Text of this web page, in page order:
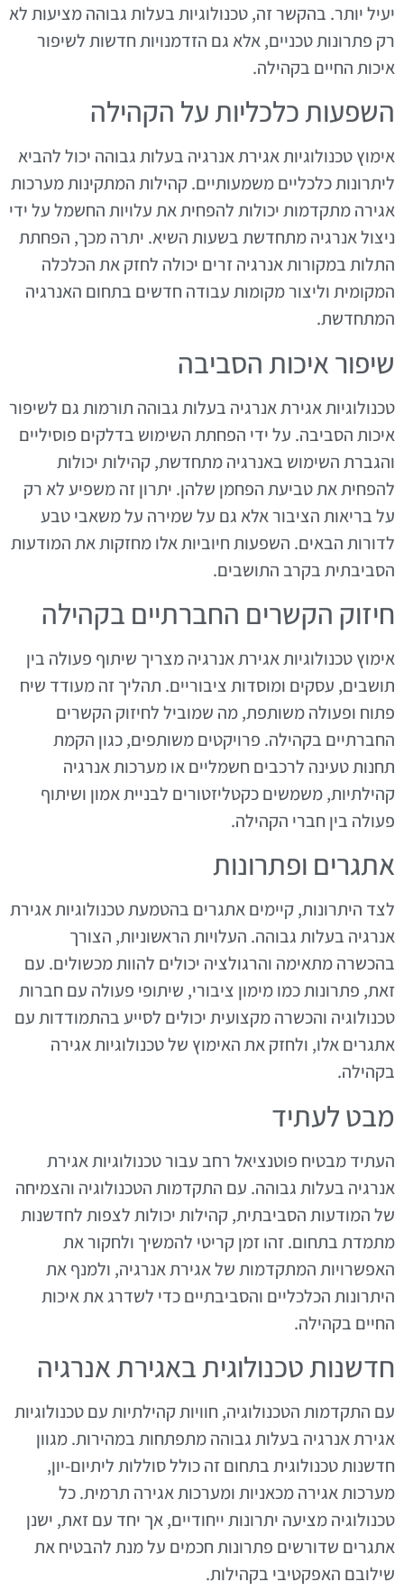
יעיל יותר. בהקשר זה, טכנולוגיות בעלות גבוהה מציעות לא
רק פתרונות טכניים, אלא גם הזדמנויות חדשות לשיפור
איכות החיים בקהילה.
השפעות כלכליות על הקהילה
אימוץ טכנולוגיות אגירת אנרגיה בעלות גבוהה יכול להביא
ליתרונות כלכליים משמעותיים. קהילות המתקינות מערכות
אגירה מתקדמות יכולות להפחית את עלויות החשמל על ידי
ניצול אנרגיה מתחדשת בשעות השיא. יתרה מכך, הפחתת
התלות במקורות אנרגיה זרים יכולה לחזק את הכלכלה
המקומית וליצור מקומות עבודה חדשים בתחום האנרגיה
המתחדשת.
שיפור איכות הסביבה
טכנולוגיות אגירת אנרגיה בעלות גבוהה תורמות גם לשיפור
איכות הסביבה. על ידי הפחתת השימוש בדלקים פוסיליים
והגברת השימוש באנרגיה מתחדשת, קהילות יכולות
להפחית את טביעת הפחמן שלהן. יתרון זה משפיע לא רק
על בריאות הציבור אלא גם על שמירה על משאבי טבע
לדורות הבאים. השפעות חיוביות אלו מחזקות את המודעות
הסביבתית בקרב התושבים.
חיזוק הקשרים החברתיים בקהילה
אימוץ טכנולוגיות אגירת אנרגיה מצריך שיתוף פעולה בין
תושבים, עסקים ומוסדות ציבוריים. תהליך זה מעודד שיח
פתוח ופעולה משותפת, מה שמוביל לחיזוק הקשרים
החברתיים בקהילה. פרויקטים משותפים, כגון הקמת
תחנות טעינה לרכבים חשמליים או מערכות אנרגיה
קהילתיות, משמשים כקטליזטורים לבניית אמון ושיתוף
פעולה בין חברי הקהילה.
אתגרים ופתרונות
לצד היתרונות, קיימים אתגרים בהטמעת טכנולוגיות אגירת
אנרגיה בעלות גבוהה. העלויות הראשוניות, הצורך
בהכשרה מתאימה והרגולציה יכולים להוות מכשולים. עם
זאת, פתרונות כמו מימון ציבורי, שיתופי פעולה עם חברות
טכנולוגיה והכשרה מקצועית יכולים לסייע בהתמודדות עם
אתגרים אלו, ולחזק את האימוץ של טכנולוגיות אגירה
בקהילה.
מבט לעתיד
העתיד מבטיח פוטנציאל רחב עבור טכנולוגיות אגירת
אנרגיה בעלות גבוהה. עם התקדמות הטכנולוגיה והצמיחה
של המודעות הסביבתית, קהילות יכולות לצפות לחדשנות
מתמדת בתחום. זהו זמן קריטי להמשיך ולחקור את
האפשרויות המתקדמות של אגירת אנרגיה, ולמנף את
היתרונות הכלכליים והסביבתיים כדי לשדרג את איכות
החיים בקהילה.
חדשנות טכנולוגית באגירת אנרגיה
עם התקדמות הטכנולוגיה, חוויות קהילתיות עם טכנולוגיות
אגירת אנרגיה בעלות גבוהה מתפתחות במהירות. מגוון
חדשנות טכנולוגית בתחום זה כולל סוללות ליתיום-יון,
מערכות אגירה מכאניות ומערכות אגירה תרמית. כל
טכנולוגיה מציעה יתרונות ייחודיים, אך יחד עם זאת, ישנן
אתגרים שדורשים פתרונות חכמים על מנת להבטיח את
שילובם האפקטיבי בקהילות.